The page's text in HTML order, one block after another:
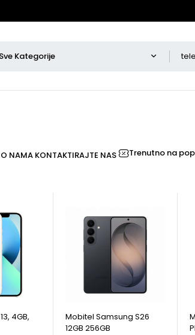
O NAMA KONTAKTIRAJTE NAS Trenutno na
4GB,
Mobitel Samsung S26
12GB 256GB